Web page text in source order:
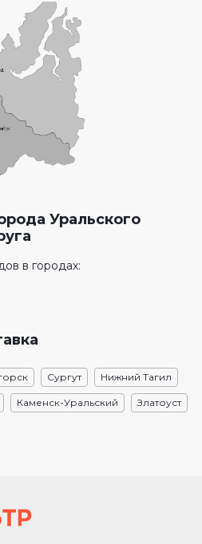
Уральского
в городах:
Сургут Нижний Тагил
Каменск-Уральский Златоуст